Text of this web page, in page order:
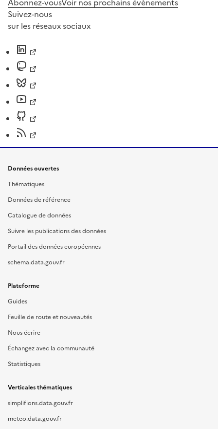
Suivez-nous
sur les réseaux sociaux
Données ouvertes
Thématiques
Données de référence
Catalogue de données
Suivre les publications des données
Portail des données européennes
schema.data.gouv.fr
Plateforme
Guides
Feuille de route et nouveautés
Nous écrire
Échangez avec la communauté
Statistiques
Verticales thématiques
simplifions.data.gouv.fr
meteo.data.gouv.fr